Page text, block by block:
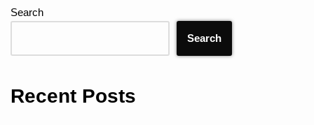
Search
Search
Recent Posts